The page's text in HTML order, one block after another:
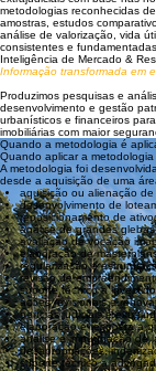
Desenvolvemos pareceres
extrajudiciais com base nas
metodologias reconhecidas
amostras, estudos
análise de valorização, vida
consistentes e
Inteligência de Mercado &
Informação transformada em
Produzimos pesquisas e
desenvolvimento e gestão
urbanísticos e financeiros
imobiliárias com maior
Quando a metodologia é
Quando aplicar a metodologia
A metodologia foi
desde a aquisição de uma
aquisição ou alienação
desenvolvimento de
reposicionamento de
análise de grandes
avaliação de vocação
elaboração de
regularização e
revisão de
suporte técnico a
ações revisionais e
perícias judiciais e
elaboração e resposta a